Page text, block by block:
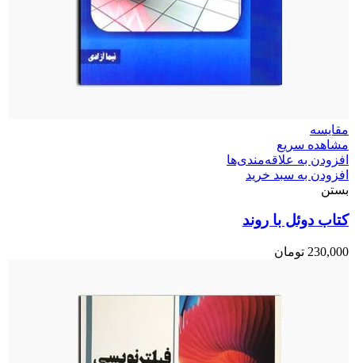
مقایسه
مشاهده سریع
افزودن به علاقه‌مندی‌ها
افزودن به سبد خرید
بستن
کتاب دوئل با روند
230,000 تومان